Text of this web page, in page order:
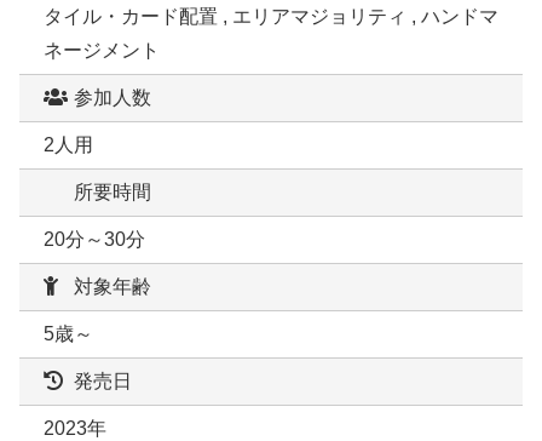
タイル・カード配置 , エリアマジョリティ , ハンドマ
ネージメント
参加人数
2人用
所要時間
20分～30分
対象年齢
5歳～
発売日
2023年